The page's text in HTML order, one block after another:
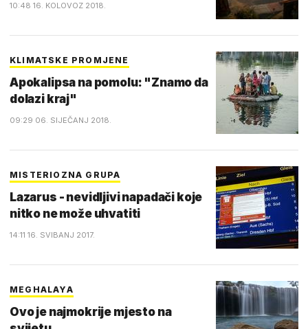
10:48 16. KOLOVOZ 2018.
KLIMATSKE PROMJENE
Apokalipsa na pomolu: "Znamo da
dolazi kraj"
09:29 06. SIJEČANJ 2018.
MISTERIOZNA GRUPA
Lazarus - nevidljivi napadači koje
nitko ne može uhvatiti
14:11 16. SVIBANJ 2017.
MEGHALAYA
Ovo je najmokrije mjesto na